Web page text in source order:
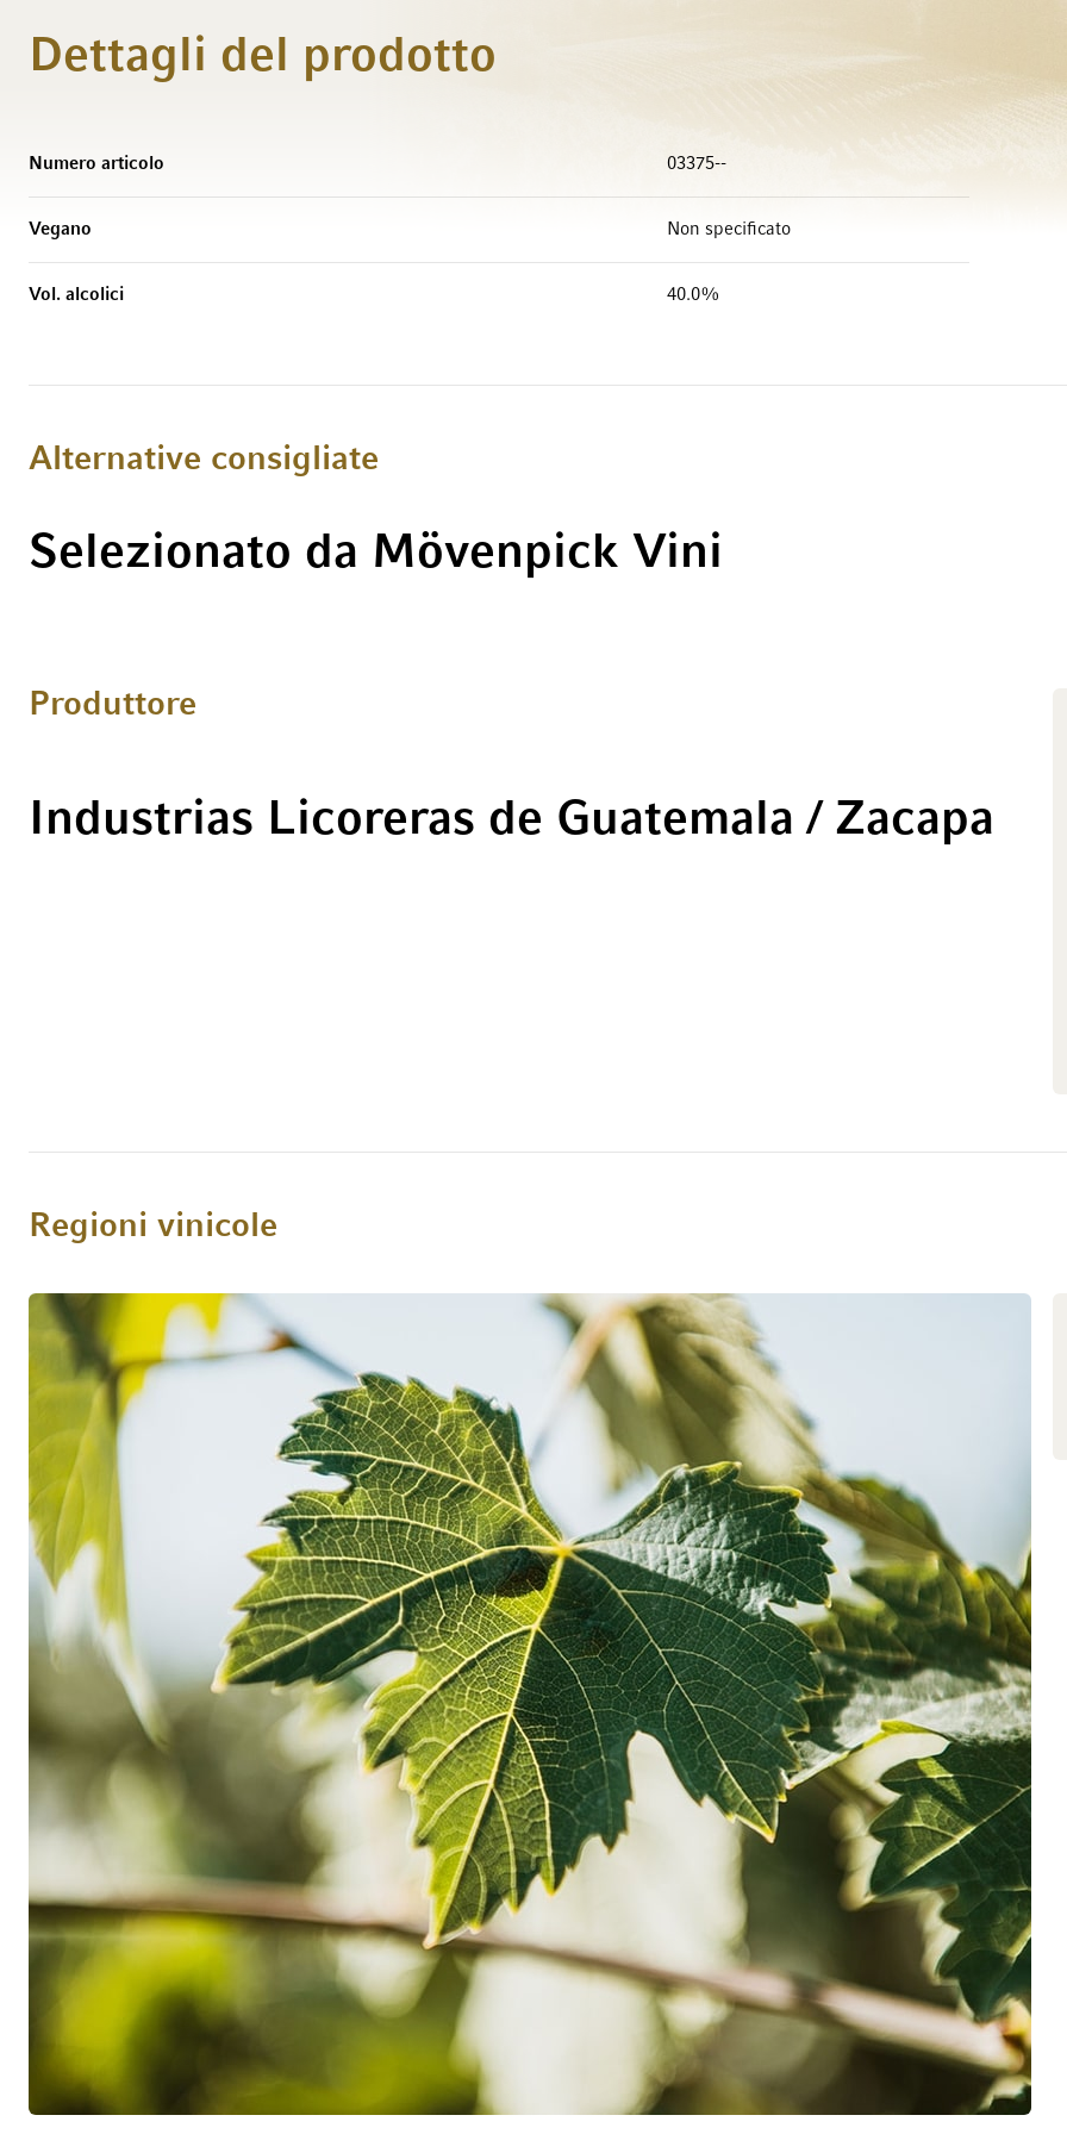
Dettagli del prodotto
Numero articolo 03375--
Vegano Non specificato
Vol. alcolici 40.0%
Alternative consigliate
Selezionato da Mövenpick Vini
Produttore
Industrias Licoreras de Guatemala / Zacapa
Regioni vinicole